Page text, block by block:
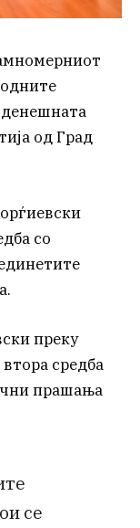
од Град
со
преку
средба
прашања
се